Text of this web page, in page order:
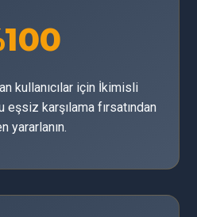
kullanıcılar için İkimisli
karşılama fırsatından
yararlanın.